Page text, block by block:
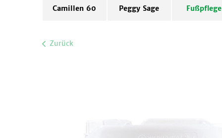
Camillen 60 Peggy Sage Fußpflege
Zurück